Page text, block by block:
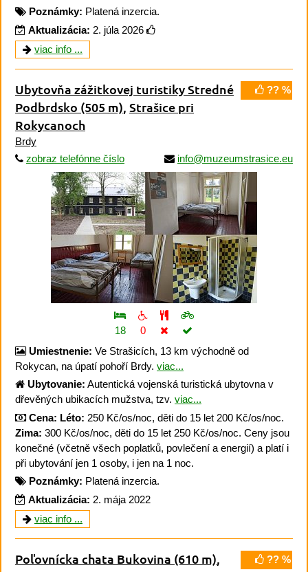
Poznámky: Platená inzercia.
Aktualizácia: 2. júla 2026
viac info ...
?? %
Ubytovňa zážitkovej turistiky Stredné
Podbrdsko (505 m), Strašice pri
Rokycanoch
Brdy
zobraz telefónne číslo
info@muzeumstrasice.eu
18
0
Umiestnenie: Ve Strašicích, 13 km východně od
Rokycan, na úpatí pohoří Brdy. viac...
Ubytovanie: Autentická vojenská turistická ubytovna v
dřevěných ubikacích mužstva, tzv. viac...
Cena: Léto: 250 Kč/os/noc, děti do 15 let 200 Kč/os/noc.
Zima: 300 Kč/os/noc, děti do 15 let 250 Kč/os/noc. Ceny jsou
konečné (včetně všech poplatků, povlečení a energií) a platí i
při ubytování jen 1 osoby, i jen na 1 noc.
Poznámky: Platená inzercia.
Aktualizácia: 2. mája 2022
viac info ...
?? %
Poľovnícka chata Bukovina (610 m),